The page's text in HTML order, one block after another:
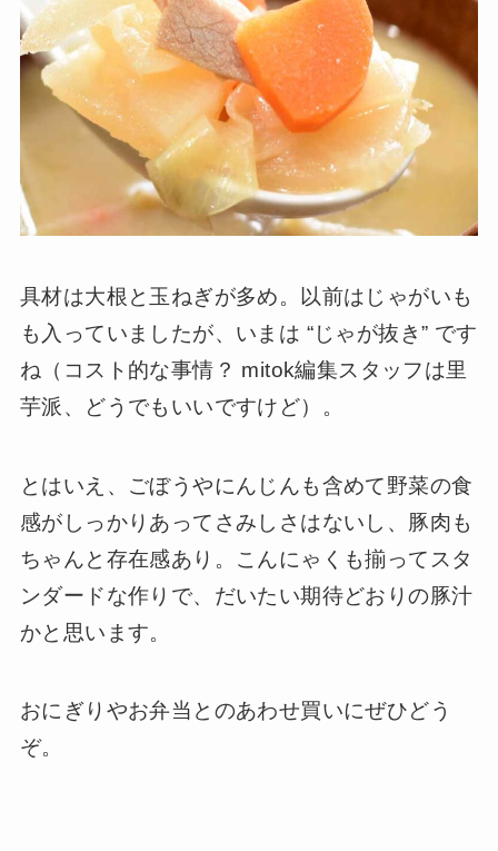
具材は大根と玉ねぎが多め。以前はじゃがいも
も入っていましたが、いまは “じゃが抜き” です
ね（コスト的な事情？ mitok編集スタッフは里
芋派、どうでもいいですけど）。
とはいえ、ごぼうやにんじんも含めて野菜の食
感がしっかりあってさみしさはないし、豚肉も
ちゃんと存在感あり。こんにゃくも揃ってスタ
ンダードな作りで、だいたい期待どおりの豚汁
かと思います。
おにぎりやお弁当とのあわせ買いにぜひどう
ぞ。